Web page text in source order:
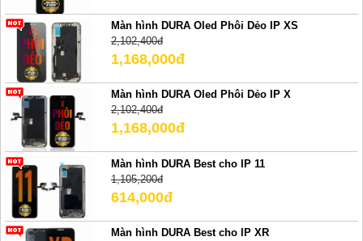
Màn hình DURA Oled Phôi Dẻo IP XS
2,102,400đ
1,168,000đ
Màn hình DURA Oled Phôi Dẻo IP X
2,102,400đ
1,168,000đ
Màn hình DURA Best cho IP 11
1,105,200đ
614,000đ
Màn hình DURA Best cho IP XR